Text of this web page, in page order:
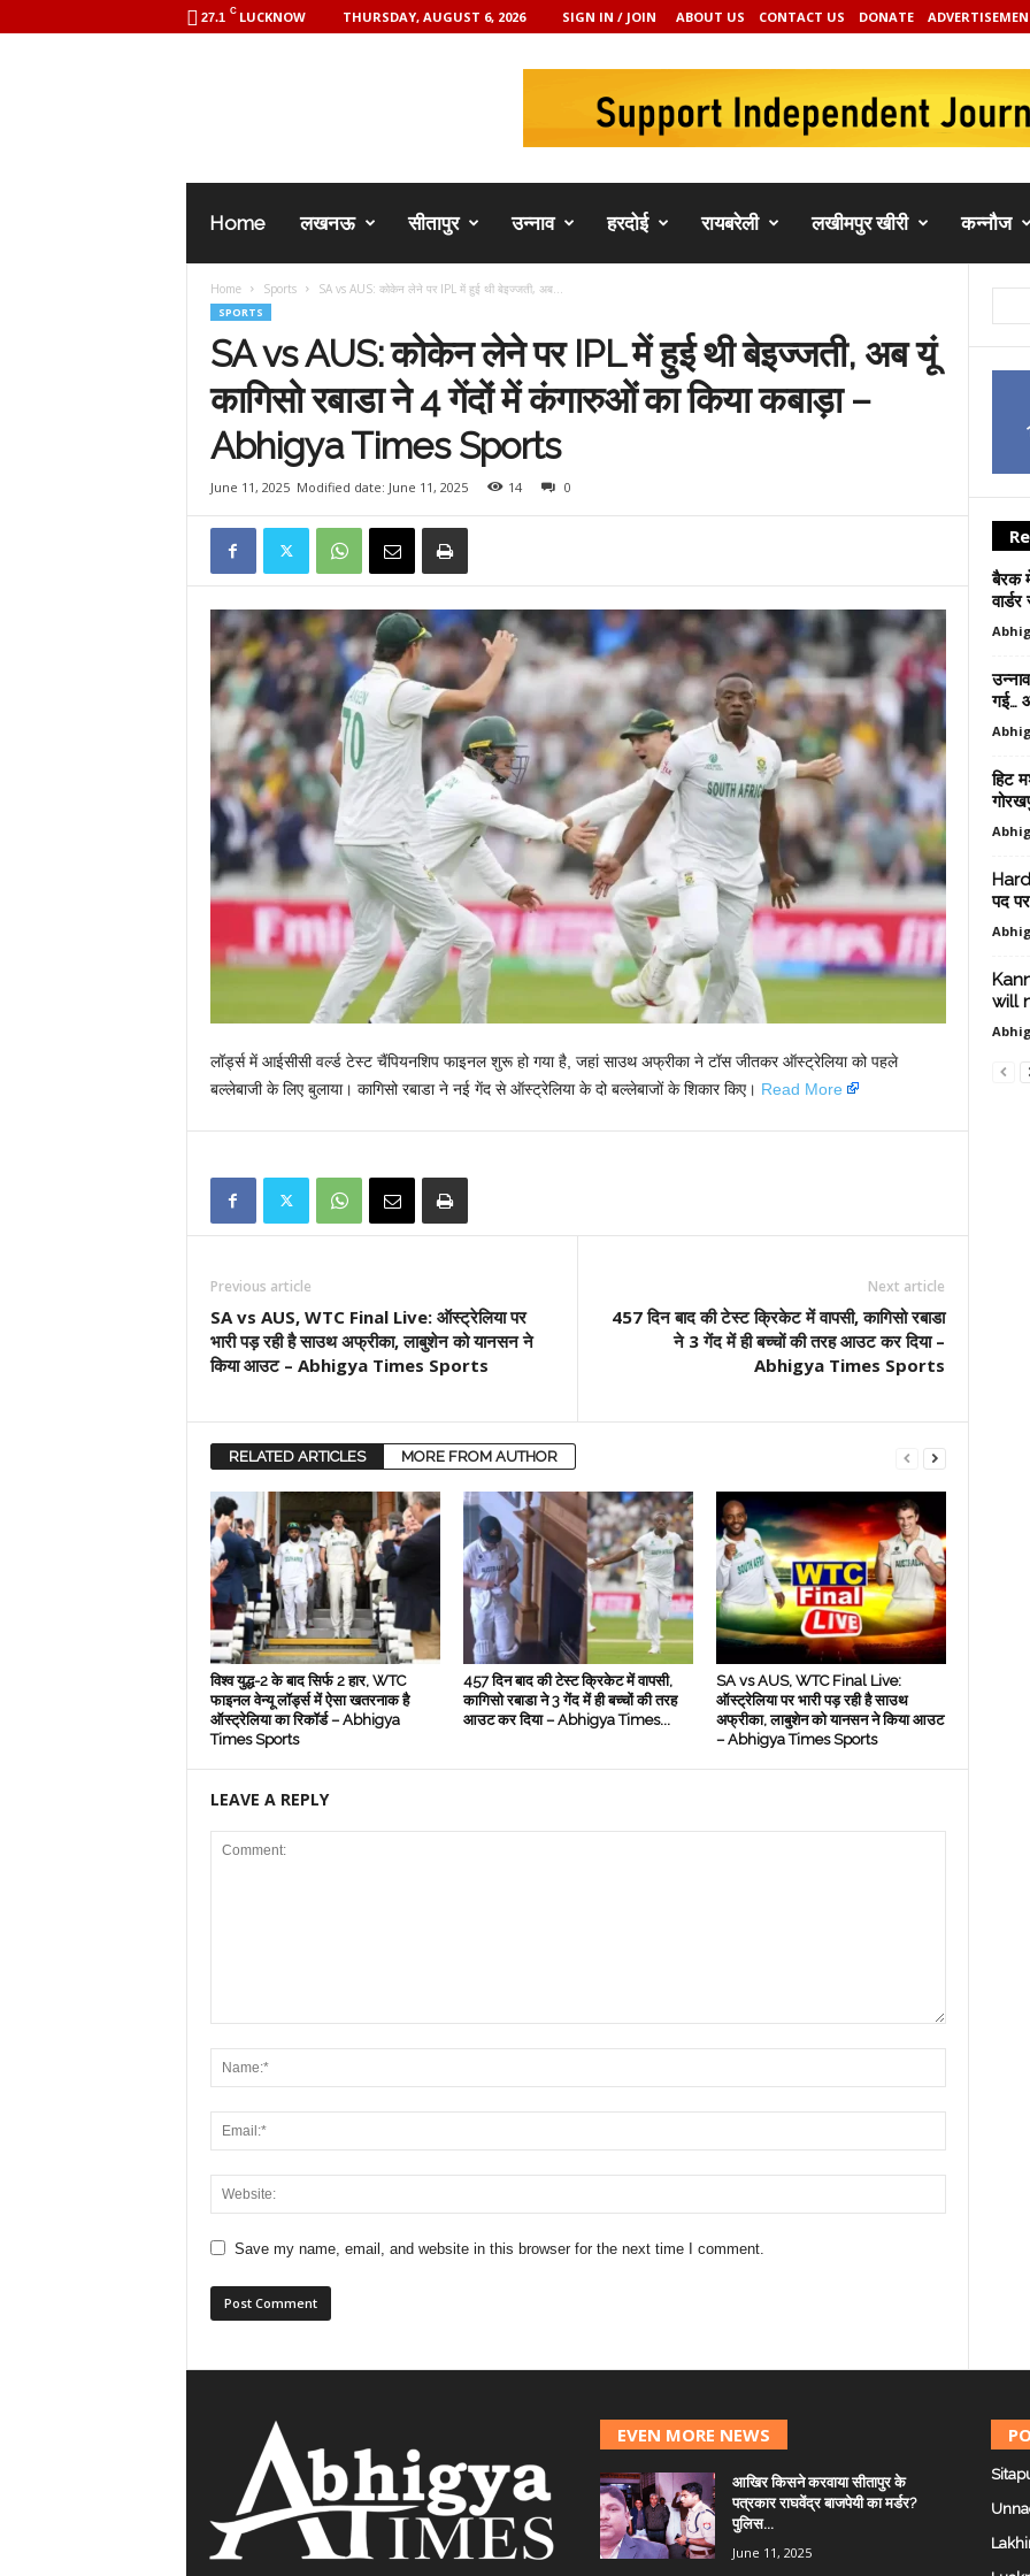
27.1 C LUCKNOW THURSDAY, AUGUST 6, 2026 SIGN IN / JOIN ABOUT US CONTACT US DONATE
Home लखनऊ सीतापुर उन्नाव हरदोई रायबरेली लखीमपुर खीरी कन्नौज
Home Sports SA vs AUS: कोकेन लेने पर IPL में हुई थी बेइज्जती, अब...
SPORTS
SA vs AUS: कोकेन लेने पर IPL में हुई थी बेइज्जती, अब यूं
कागिसो रबाडा ने 4 गेंदों में कंगारुओं का किया कबाड़ा –
Abhigya Times Sports
June 11, 2025 Modified date: June 11, 2025 14 0
लॉर्ड्स में आईसीसी वर्ल्ड टेस्ट चैंपियनशिप फाइनल शुरू हो गया है, जहां साउथ अफ्रीका ने टॉस जीतकर ऑस्ट्रेलिया को पहले
बल्लेबाजी के लिए बुलाया। कागिसो रबाडा ने नई गेंद से ऑस्ट्रेलिया के दो बल्लेबाजों के शिकार किए। Read More
Previous article
SA vs AUS, WTC Final Live: ऑस्ट्रेलिया पर
भारी पड़ रही है साउथ अफ्रीका, लाबुशेन को यानसन ने
किया आउट – Abhigya Times Sports
Next article
457 दिन बाद की टेस्ट क्रिकेट में वापसी, कागिसो रबाडा
ने 3 गेंद में ही बच्चों की तरह आउट कर दिया –
Abhigya Times Sports
RELATED ARTICLES MORE FROM AUTHOR
विश्व युद्ध-2 के बाद सिर्फ 2 हार, WTC
फाइनल वेन्यू लॉर्ड्स में ऐसा खतरनाक है
ऑस्ट्रेलिया का रिकॉर्ड – Abhigya
Times Sports
457 दिन बाद की टेस्ट क्रिकेट में वापसी,
कागिसो रबाडा ने 3 गेंद में ही बच्चों की तरह
आउट कर दिया – Abhigya Times...
SA vs AUS, WTC Final Live:
ऑस्ट्रेलिया पर भारी पड़ रही है साउथ
अफ्रीका, लाबुशेन को यानसन ने किया आउट
– Abhigya Times Sports
LEAVE A REPLY
Save my name, email, and website in this browser for the next time I comment.
बैरक
गई…
हिट
पद
will
EVEN MORE NEWS
आखिर किसने करवाया सीतापुर के
पत्रकार राघवेंद्र बाजपेयी का मर्डर?
पुलिस...
June 11, 2025